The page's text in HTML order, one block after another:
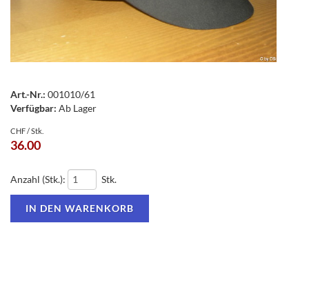
Art.-Nr.: 001010/61
Verfügbar: Ab Lager
CHF / Stk.
36.00
Anzahl (Stk.): Stk.